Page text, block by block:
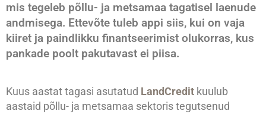
mis tegeleb põllu- ja metsamaa tagatisel laenude
andmisega. Ettevõte tuleb appi siis, kui on vaja
kiiret ja paindlikku finantseerimist olukorras, kus
pankade poolt pakutavast ei piisa.
Kuus aastat tagasi asutatud LandCredit kuulub
aastaid põllu- ja metsamaa sektoris tegutsenud